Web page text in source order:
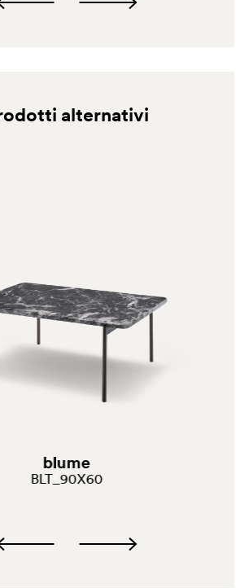
alternativi
blume
BLT_90X60